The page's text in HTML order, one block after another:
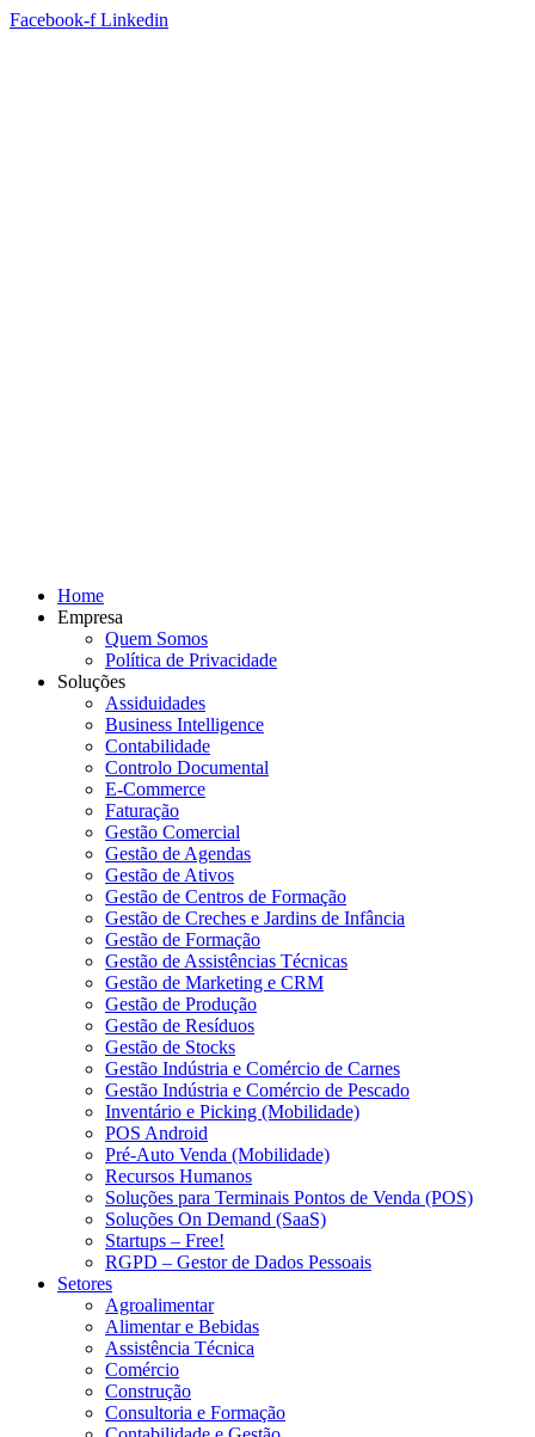
Facebook-f Linkedin
Home
Empresa
Quem Somos
Política de Privacidade
Soluções
Assiduidades
Business Intelligence
Contabilidade
Controlo Documental
E-Commerce
Faturação
Gestão Comercial
Gestão de Agendas
Gestão de Ativos
Gestão de Centros de Formação
Gestão de Creches e Jardins de Infância
Gestão de Formação
Gestão de Assistências Técnicas
Gestão de Marketing e CRM
Gestão de Produção
Gestão de Resíduos
Gestão de Stocks
Gestão Indústria e Comércio de Carnes
Gestão Indústria e Comércio de Pescado
Inventário e Picking (Mobilidade)
POS Android
Pré-Auto Venda (Mobilidade)
Recursos Humanos
Soluções para Terminais Pontos de Venda (POS)
Soluções On Demand (SaaS)
Startups – Free!
RGPD – Gestor de Dados Pessoais
Setores
Agroalimentar
Alimentar e Bebidas
Assistência Técnica
Comércio
Construção
Consultoria e Formação